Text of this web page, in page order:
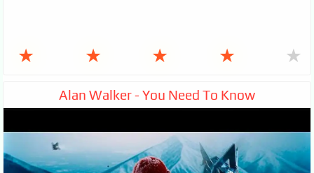
★ ★ ★ ★ ★
Alan Walker - You Need To Know